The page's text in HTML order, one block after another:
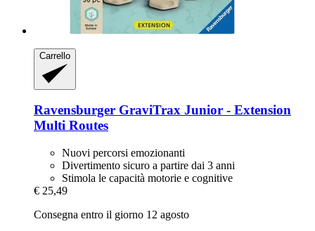
Carrello
Ravensburger GraviTrax Junior -​ Extension
Multi Routes
Nuovi percorsi emozionanti
Divertimento sicuro a partire dai 3 anni
Stimola le capacità motorie e cognitive
€ 25,49
Consegna entro il giorno 12 agosto